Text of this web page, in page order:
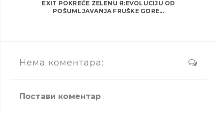
EXIT POKREĆE ZELENU Я:EVOLUCIJU OD
POŠUMLJAVANJA FRUŠKE GORE...
Нема коментара:
Постави коментар